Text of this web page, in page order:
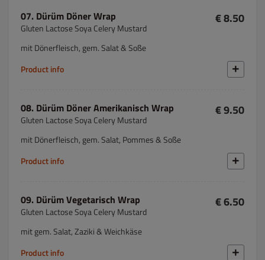
07. Dürüm Döner Wrap
Gluten Lactose Soya Celery Mustard
€ 8.50
mit Dönerfleisch, gem. Salat & Soße
Product info
08. Dürüm Döner Amerikanisch Wrap
Gluten Lactose Soya Celery Mustard
€ 9.50
mit Dönerfleisch, gem. Salat, Pommes & Soße
Product info
09. Dürüm Vegetarisch Wrap
Gluten Lactose Soya Celery Mustard
€ 6.50
mit gem. Salat, Zaziki & Weichkäse
Product info